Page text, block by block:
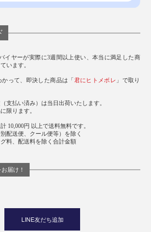
のパッケージは、できるだけゴミを減
にするための配慮です。
、2020年ニイガタIDSデザインコンペ
イヤーが実際に3週間以上使い、本当に満足した商
います。
って、即決した商品は「 君にヒトメボレ 」で取り
支払い済み）は当日出荷いたします。
限ります。
10,000円 以上で送料無料です。
配送便、クール便等）を除く
料、配送料を除く合計金額
届け！
LINE友だち追加